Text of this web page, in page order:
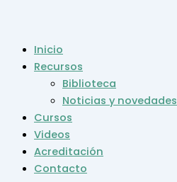
Inicio
Recursos
Biblioteca
Noticias y novedades
Cursos
Videos
Acreditación
Contacto